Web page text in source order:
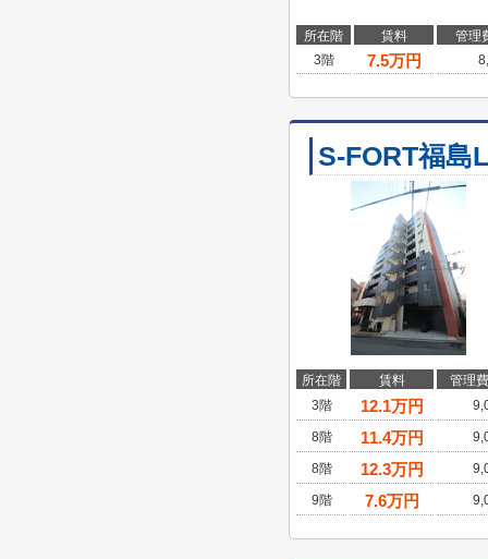
所在階 賃料
管理
3階
7.5万円
S-FORT福島
所在階 賃料
管理
3階
12.1万円
8階 11.4万円
8階 12.3万円
9階 7.6万円